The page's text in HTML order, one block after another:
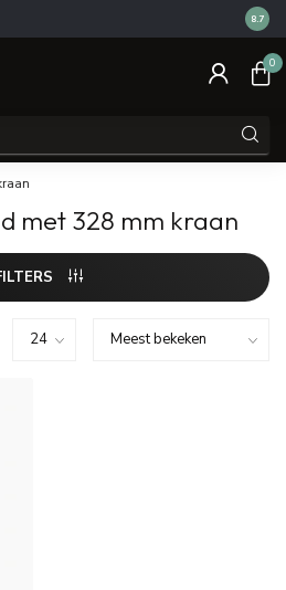
14
8.7
0
met 328 mm kraan